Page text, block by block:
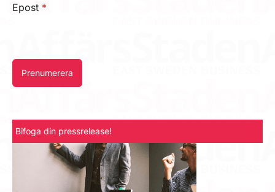
Epost *
Prenumerera
Bifoga din pressrelease!